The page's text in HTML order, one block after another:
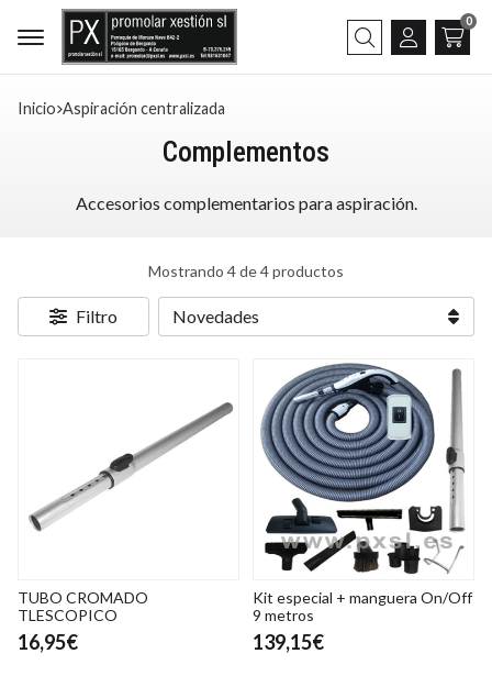
Buscar
0
Inicio aspiración centralizada
Complementos
Accesorios complementarios para aspiración.
Mostrando 4 de 4 productos
Filtro
TUBO CROMADO
TLESCOPICO
16,95€
Kit especial + manguera On/Off
9 metros
139,15€